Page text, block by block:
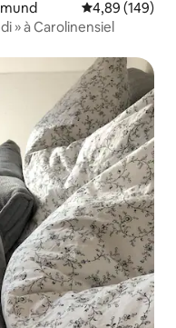
Évaluation
4,89 (149)
» à Carolinensiel
appréciés